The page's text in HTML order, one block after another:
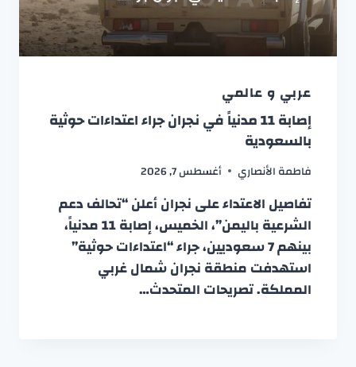
عربي و عالمي
إصابة 11 مدنياً في نجران جراء اعتداءات حوثية
بالسعودية
فاطمة الأنصاري أغسطس 7, 2026
تفاصيل الاعتداء على نجران أعلن “تحالف دعم
الشرعية باليمن”، الخميس، إصابة 11 مدنياً،
بينهم 7 سعوديين، جراء “اعتداءات حوثية”
استهدفت منطقة نجران شمال غربي
المملكة. تصريحات المتحدث…